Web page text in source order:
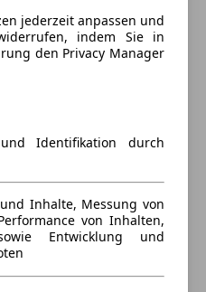
jederzeit anpassen und
indem Sie in
den Privacy Manager
Identifikation durch
Inhalte, Messung von
von Inhalten,
Entwicklung und